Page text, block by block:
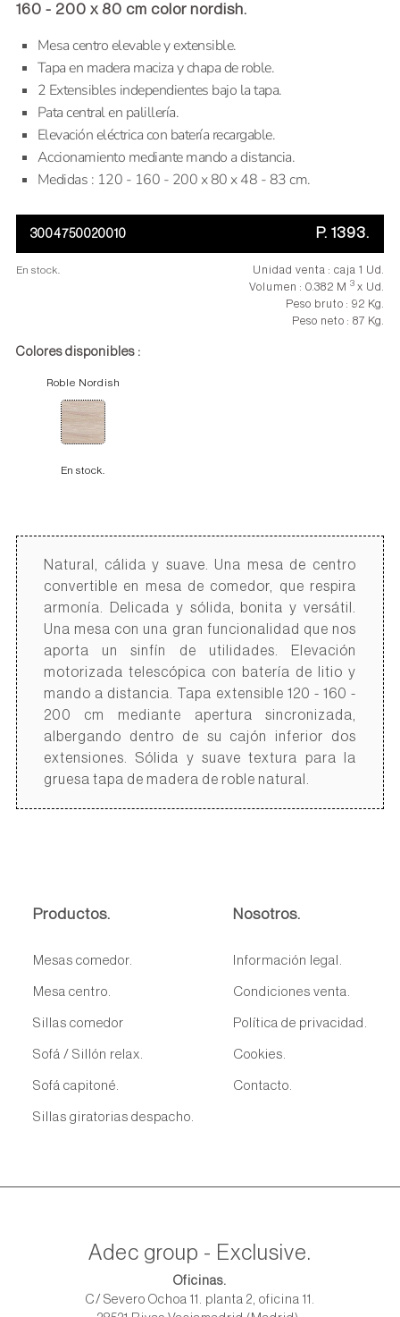
160 - 200 x 80 cm color nordish.
Mesa centro elevable y extensible.
Tapa en madera maciza y chapa de roble.
2 Extensibles independientes bajo la tapa.
Pata central en palillería.
Elevación eléctrica con batería recargable.
Accionamiento mediante mando a distancia.
Medidas : 120 - 160 - 200 x 80 x 48 - 83 cm.
3004750020010 P. 1393.
En stock.
Unidad venta : caja 1 Ud.
Volumen : 0.382 M3x Ud.
Peso bruto : 92 Kg.
Peso neto : 87 Kg.
Colores disponibles :
Roble Nordish
En stock.
Natural, cálida y suave. Una mesa de centro
convertible en mesa de comedor, que respira
armonía. Delicada y sólida, bonita y versátil.
Una mesa con una gran funcionalidad que nos
aporta un sinfín de utilidades. Elevación
motorizada telescópica con batería de litio y
mando a distancia. Tapa extensible 120 - 160 -
200 cm mediante apertura sincronizada,
albergando dentro de su cajón inferior dos
extensiones. Sólida y suave textura para la
gruesa tapa de madera de roble natural.
Productos.
Mesas comedor.
Mesa centro.
Sillas comedor
Sofá / Sillón relax.
Sofá capitoné.
Sillas giratorias despacho.
Nosotros.
Información legal.
Condiciones venta.
Política de privacidad.
Cookies.
Contacto.
Adec group - Exclusive.
Oficinas.
C/ Severo Ochoa 11. planta 2, oficina 11.